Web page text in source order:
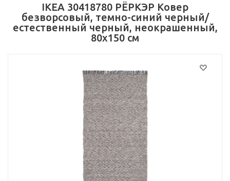
IKEA 30418780 РЁРКЭР Ковер
безворсовый, темно-синий черный/
естественный черный, неокрашенный,
80x150 см